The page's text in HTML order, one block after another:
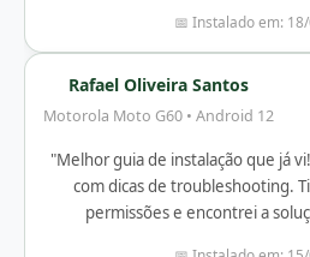
📅 Instalado em:
Rafael Oliveira Santos
Motorola Moto G60 • Android 12
"Melhor guia de instalação que já
com dicas de troubleshooting.
permissões e encontrei a